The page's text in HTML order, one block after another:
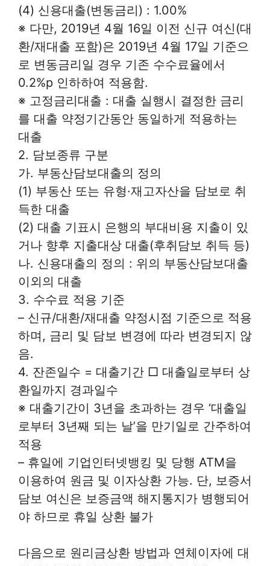
(4) 신용대출(변동금리) : 1.00%
※ 다만, 2019년 4월 16일 이전 신규 여신(대
환/재대출 포함)은 2019년 4월 17일 기준으
로 변동금리일 경우 기존 수수료율에서
0.2%p 인하하여 적용함.
※ 고정금리대출 : 대출 실행시 결정한 금리
를 대출 약정기간동안 동일하게 적용하는
대출
2. 담보종류 구분
가. 부동산담보대출의 정의
(1) 부동산 또는 유형·재고자산을 담보로 취
득한 대출
(2) 대출 기표시 은행의 부대비용 지출이 있
거나 향후 지출대상 대출(후취담보 취득 등)
나. 신용대출의 정의 : 위의 부동산담보대출
이외의 대출
3. 수수료 적용 기준
– 신규/대환/재대출 약정시점 기준으로 적용
하며, 금리 및 담보 변경에 따라 변경되지 않
음.
4. 잔존일수 = 대출기간 □ 대출일로부터 상
환일까지 경과일수
※ 대출기간이 3년을 초과하는 경우 ‘대출일
로부터 3년째 되는 날’을 만기일로 간주하여
적용
– 휴일에 기업인터넷뱅킹 및 당행 ATM을
이용하여 원금 및 이자상환 가능. 단, 보증서
담보 여신은 보증금액 해지통지가 병행되어
야 하므로 휴일 상환 불가
다음으로 원리금상환 방법과 연체이자에 대